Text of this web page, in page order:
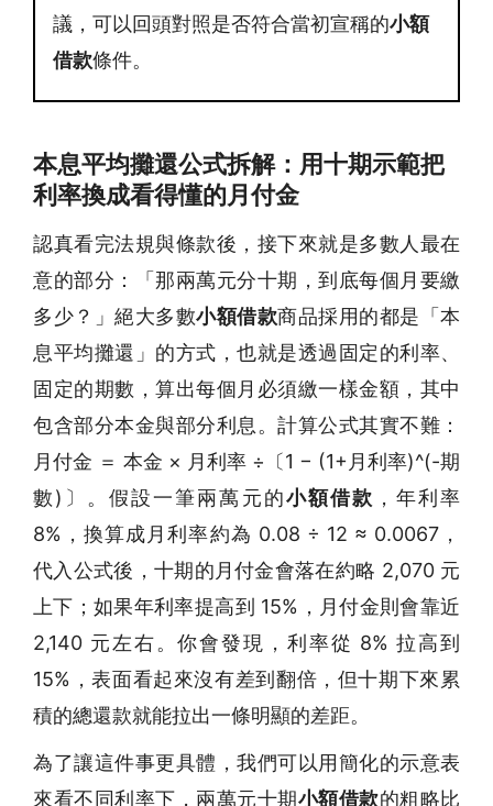
議，可以回頭對照是否符合當初宣稱的小額
借款條件。
本息平均攤還公式拆解：用十期示範把
利率換成看得懂的月付金
認真看完法規與條款後，接下來就是多數人最在
意的部分：「那兩萬元分十期，到底每個月要繳
多少？」絕大多數小額借款商品採用的都是「本
息平均攤還」的方式，也就是透過固定的利率、
固定的期數，算出每個月必須繳一樣金額，其中
包含部分本金與部分利息。計算公式其實不難：
月付金 ＝ 本金 × 月利率 ÷〔1 − (1+月利率)^(-期
數)〕。假設一筆兩萬元的小額借款 ，年利率
8%，換算成月利率約為 0.08 ÷ 12 ≈ 0.0067，
代入公式後，十期的月付金會落在約略 2,070 元
上下；如果年利率提高到 15%，月付金則會靠近
2,140 元左右。你會發現，利率從 8% 拉高到
15%，表面看起來沒有差到翻倍，但十期下來累
積的總還款就能拉出一條明顯的差距。
為了讓這件事更具體，我們可以用簡化的示意表
來看不同利率下，兩萬元十期小額借款的粗略比